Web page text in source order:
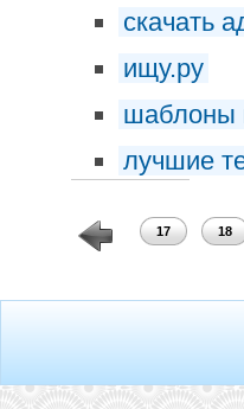
скачать
ищу.ру
шаблоны
лучшие
16 17 18